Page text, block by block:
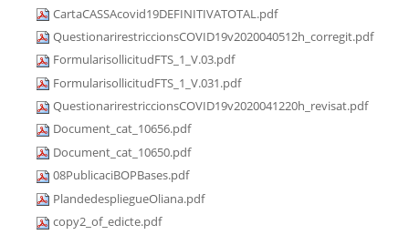
CartaCASSAcovid19DEFINITIVATOTAL.pdf
QuestionarirestriccionsCOVID19v2020040512h_corregit.pdf
FormularisollicitudFTS_1_V.03.pdf
FormularisollicitudFTS_1_V.031.pdf
QuestionarirestriccionsCOVID19v2020041220h_revisat.pdf
Document_cat_10656.pdf
Document_cat_10650.pdf
08PublicaciBOPBases.pdf
PlandedespliegueOliana.pdf
copy2_of_edicte.pdf